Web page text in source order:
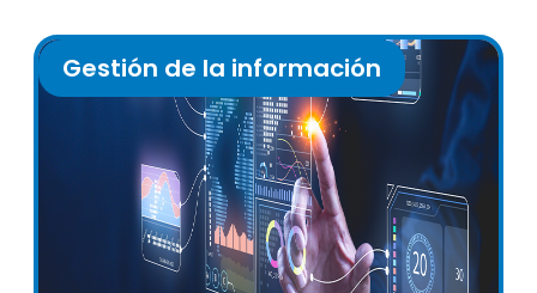
Gestión de la información